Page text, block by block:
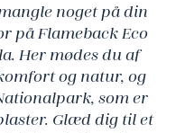
smukke sø
ikke på det rige
i netop dette
lækkerier fra det
noget på din
på Flameback Eco
Her mødes du af
og natur, og
som er
Glæd dig til et